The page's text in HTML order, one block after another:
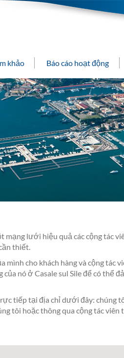
khảo Báo cáo hoạt động
mạng lưới hiệu quả các cộng tác
thiết.
mình cho khách hàng và cộng tác
nó ở Casale sul Sile để có thể
tiếp tại địa chỉ dưới đây: chúng
tôi hoặc thông qua cộng tác viên